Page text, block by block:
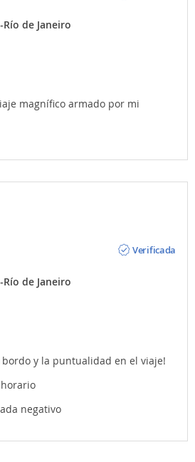
de Janeiro
magnífico armado por mi
Verificada
de Janeiro
bordo y la puntualidad en el viaje!
negativo